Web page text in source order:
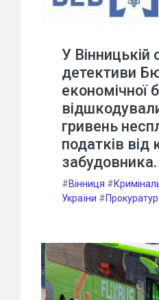
У Вінницькій
детективи
економічної
гривень
податків від
забудовника.
#Вінниця #
України #